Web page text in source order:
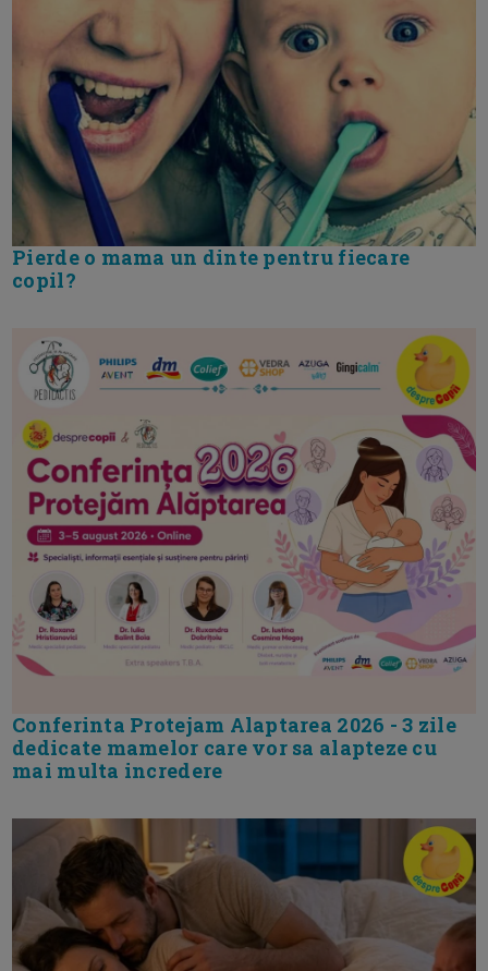
Pierde o mama un dinte pentru fiecare
copil?
Conferinta Protejam Alaptarea 2026 - 3 zile
dedicate mamelor care vor sa alapteze cu
mai multa incredere